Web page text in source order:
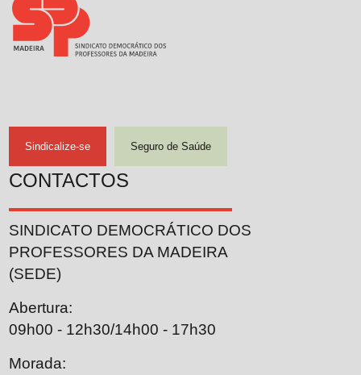
Sindicalize-se Seguro de Saúde
CONTACTOS
SINDICATO DEMOCRÁTICO DOS
PROFESSORES DA MADEIRA
(SEDE)
Abertura:
09h00 - 12h30/14h00 - 17h30
Morada: